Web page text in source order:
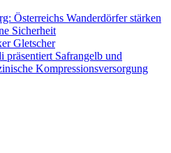
Österreichs Wanderdörfer stärken
Sicherheit
Gletscher
präsentiert Safrangelb und
Kompressionsversorgung